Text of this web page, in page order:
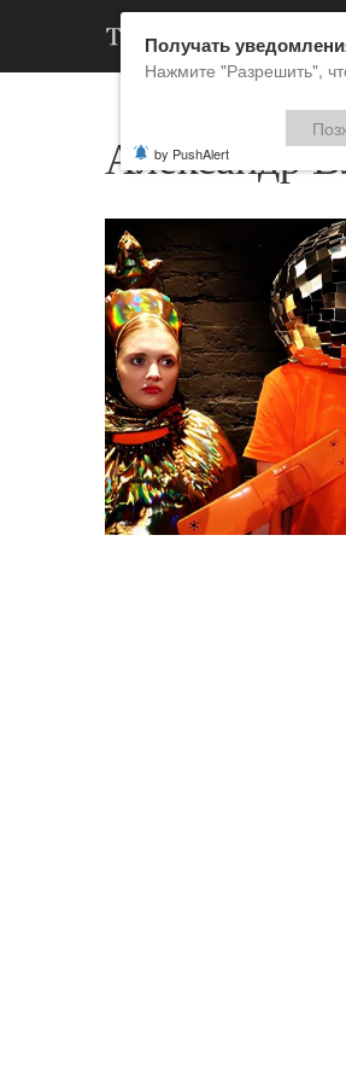
Александр
Получать
Нажмите "Разрешить",
by PushAlert